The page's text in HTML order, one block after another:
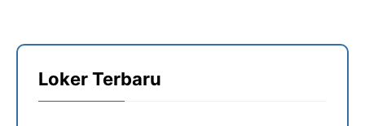
Loker Terbaru